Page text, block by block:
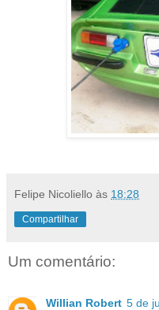
Felipe Nicoliello às 18:28
Compartilhar
Um comentário:
Willian Robert 5 de